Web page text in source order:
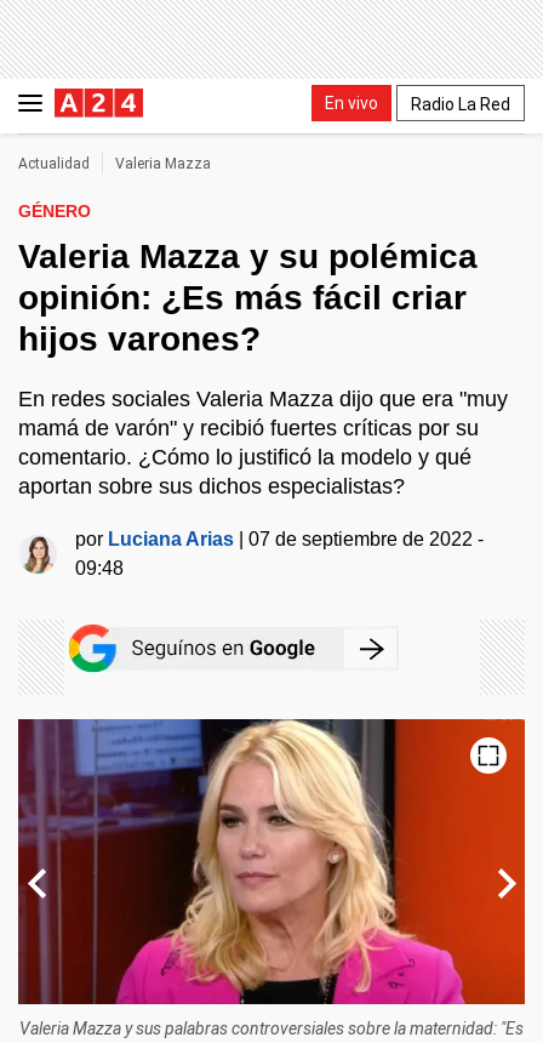
En vivo Radio La Red
Actualidad Valeria Mazza
GÉNERO
Valeria Mazza y su polémica
opinión: ¿Es más fácil criar
hijos varones?
En redes sociales Valeria Mazza dijo que era "muy
mamá de varón" y recibió fuertes críticas por su
comentario. ¿Cómo lo justificó la modelo y qué
aportan sobre sus dichos especialistas?
por Luciana Arias |07 de septiembre de 2022 -
09:48
Valeria Mazza y sus palabras controversiales sobre la maternidad: "Es